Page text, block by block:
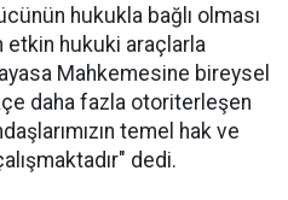
hukukla bağlı olması
etkin hukuki araçlarla
Mahkemesine bireysel
daha fazla otoriterleşen
temel hak ve
dedi.